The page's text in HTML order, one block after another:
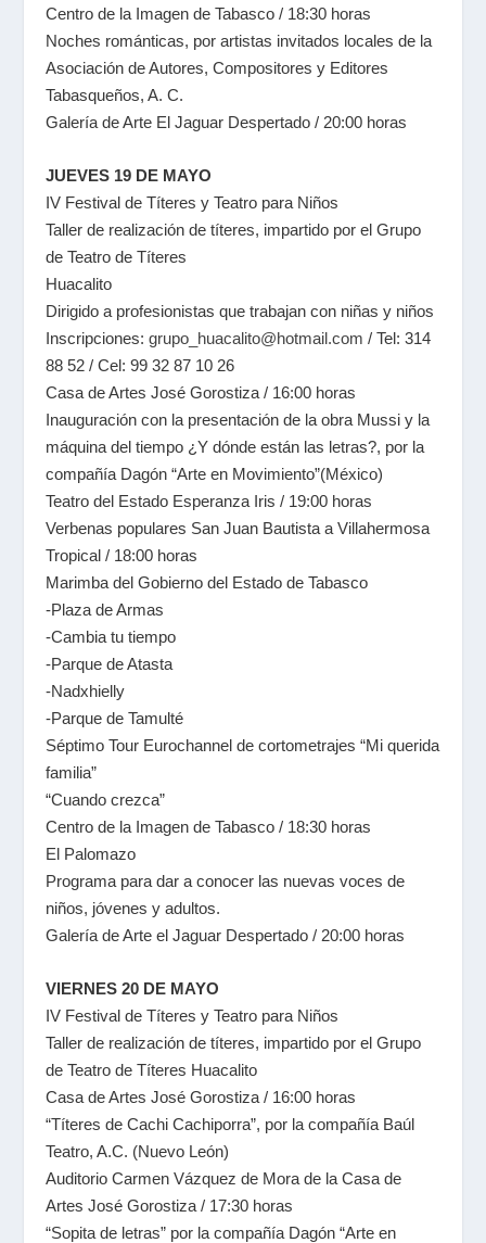
Centro de la Imagen de Tabasco / 18:30 horas
Noches románticas, por artistas invitados locales de la
Asociación de Autores, Compositores y Editores
Tabasqueños, A. C.
Galería de Arte El Jaguar Despertado / 20:00 horas
JUEVES 19 DE MAYO
IV Festival de Títeres y Teatro para Niños
Taller de realización de títeres, impartido por el Grupo
de Teatro de Títeres
Huacalito
Dirigido a profesionistas que trabajan con niñas y niños
Inscripciones:grupo_huacalito@hotmail.com / Tel: 314
88 52 / Cel: 99 32 87 10 26
Casa de Artes José Gorostiza / 16:00 horas
Inauguración con la presentación de la obra Mussi y la
máquina del tiempo ¿Y dónde están las letras?, por la
compañía Dagón “Arte en Movimiento”(México)
Teatro del Estado Esperanza Iris / 19:00 horas
Verbenas populares San Juan Bautista a Villahermosa
Tropical / 18:00 horas
Marimba del Gobierno del Estado de Tabasco
-Plaza de Armas
-Cambia tu tiempo
-Parque de Atasta
-Nadxhielly
-Parque de Tamulté
Séptimo Tour Eurochannel de cortometrajes “Mi querida
familia”
“Cuando crezca”
Centro de la Imagen de Tabasco / 18:30 horas
El Palomazo
Programa para dar a conocer las nuevas voces de
niños, jóvenes y adultos.
Galería de Arte el Jaguar Despertado / 20:00 horas
VIERNES 20 DE MAYO
IV Festival de Títeres y Teatro para Niños
Taller de realización de títeres, impartido por el Grupo
de Teatro de Títeres Huacalito
Casa de Artes José Gorostiza / 16:00 horas
“Títeres de Cachi Cachiporra”, por la compañía Baúl
Teatro, A.C. (Nuevo León)
Auditorio Carmen Vázquez de Mora de la Casa de
Artes José Gorostiza / 17:30 horas
“Sopita de letras” por la compañía Dagón “Arte en